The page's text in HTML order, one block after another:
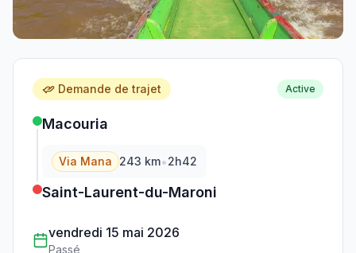
Demande de trajet Active
Macouria
Via Mana 243 km•2h42
Saint-Laurent-du-Maroni
vendredi 15 mai 2026
Passé